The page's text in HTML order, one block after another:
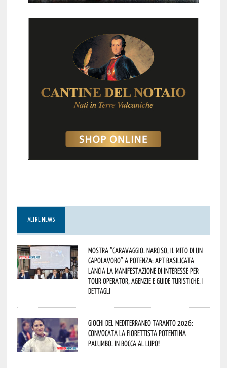
ALTRE NEWS
Mostra “Caravaggio. Narciso, il mito di un
capolavoro” a Potenza: APT Basilicata
lancia la manifestazione di interesse per
Tour Operator, Agenzie e Guide Turistiche. I
dettagli
Giochi del Mediterraneo Taranto 2026:
convocata la fiorettista potentina
Palumbo. In bocca al lupo!